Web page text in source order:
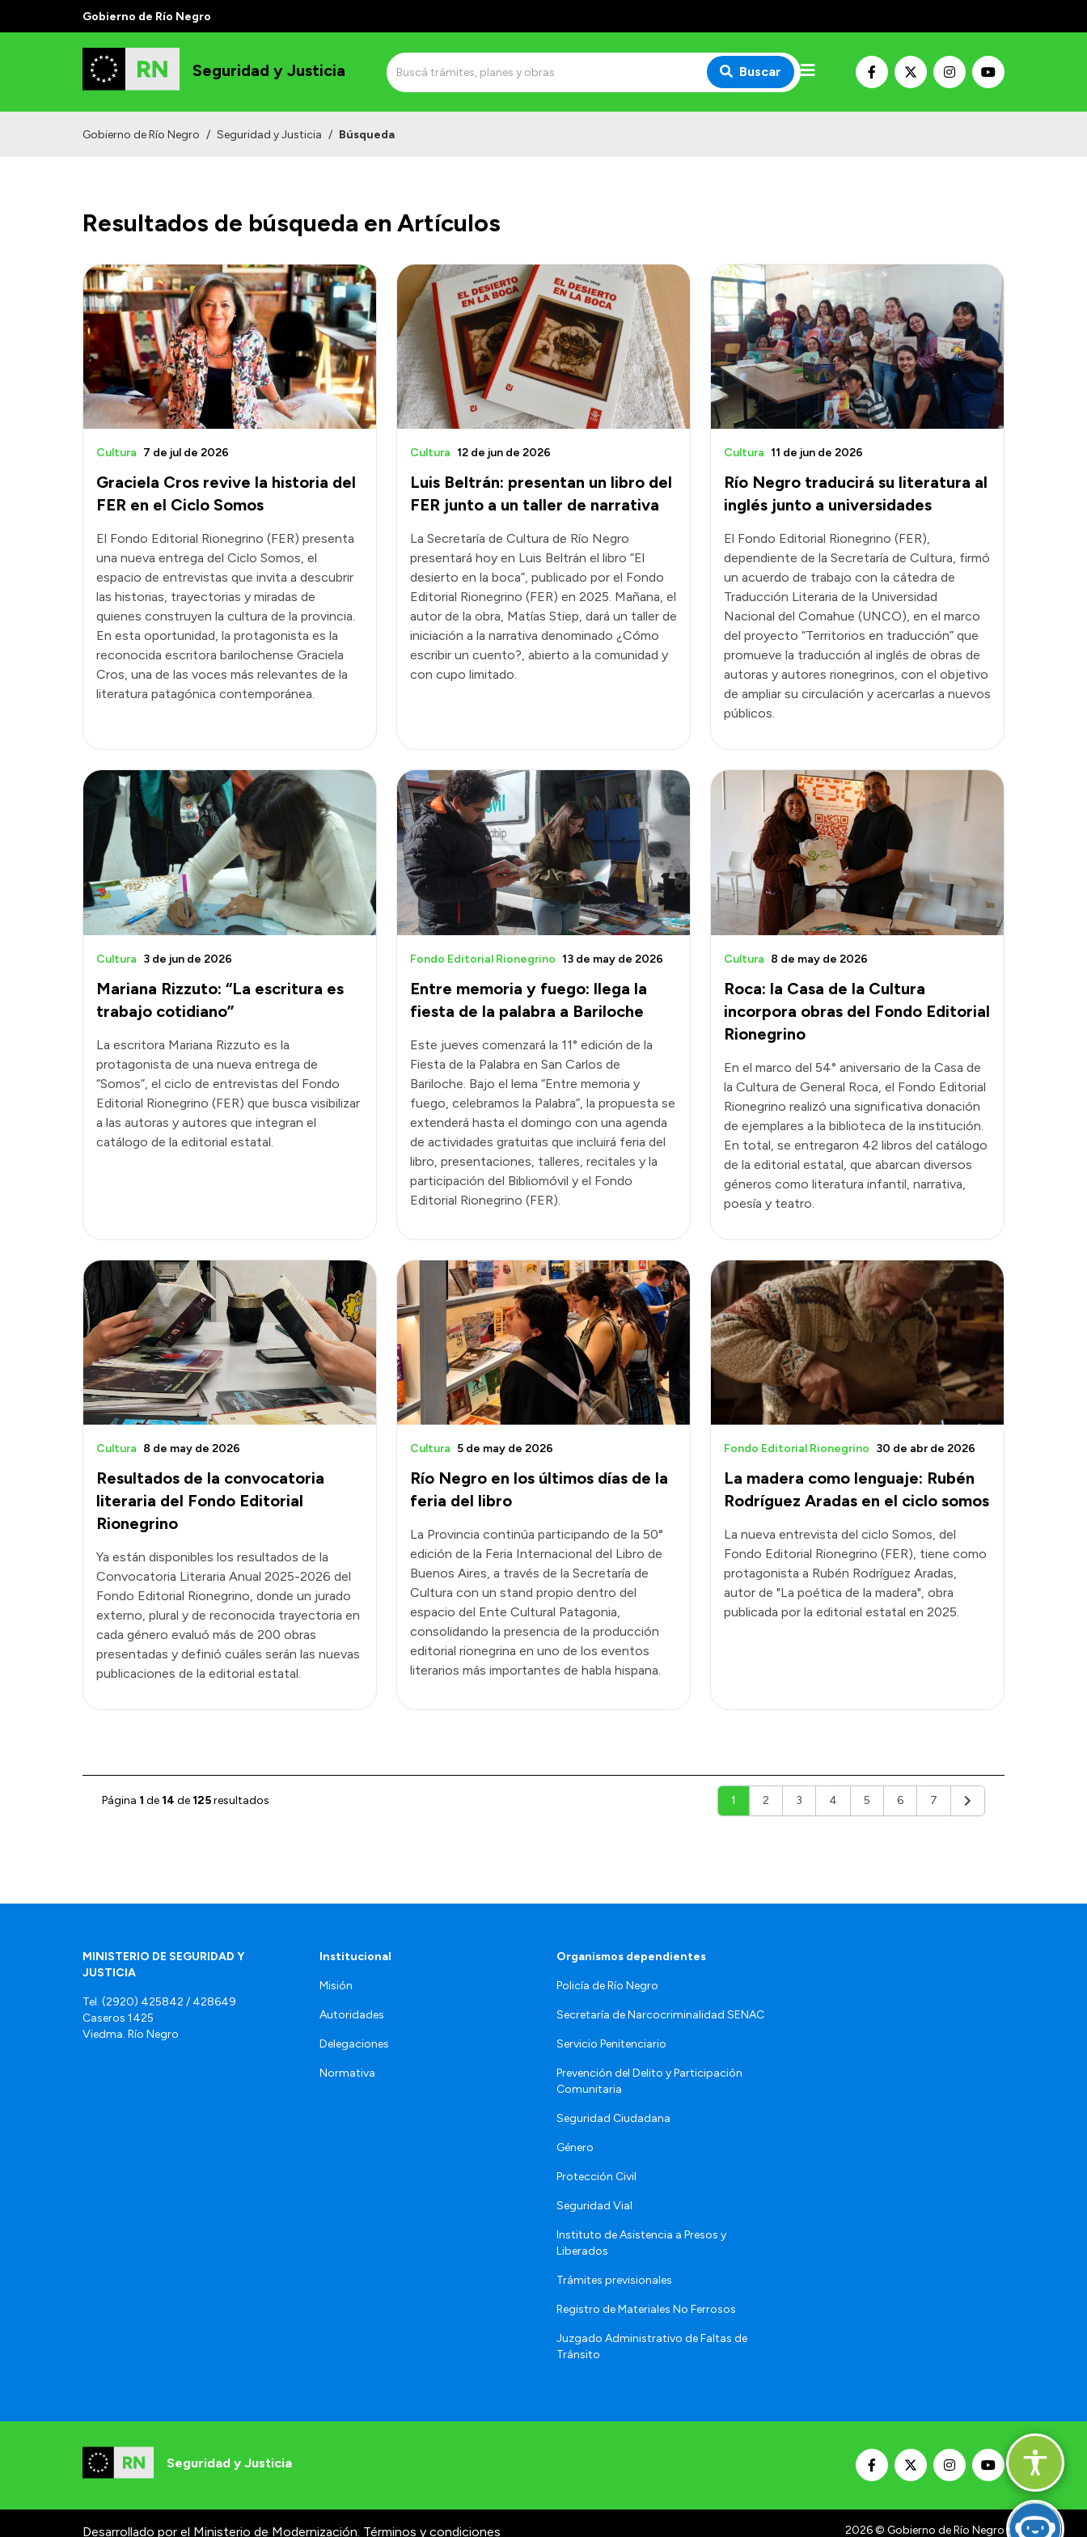
Gobierno de Río Negro
Seguridad y Justicia Buscar
Gobierno de Río Negro / Seguridad y Justicia / Búsqueda
Resultados de búsqueda en Artículos
Graciela Cros revive la historia del
FER en el Ciclo Somos
Cultura 7 de jul de 2026
El Fondo Editorial Rionegrino (FER) presenta
una nueva entrega del Ciclo Somos, el
espacio de entrevistas que invita a descubrir
las historias, trayectorias y miradas de
quienes construyen la cultura de la provincia.
En esta oportunidad, la protagonista es la
reconocida escritora barilochense Graciela
Cros, una de las voces más relevantes de la
literatura patagónica contemporánea.
Luis Beltrán: presentan un libro del
FER junto a un taller de narrativa
Cultura 12 de jun de 2026
La Secretaría de Cultura de Río Negro
presentará hoy en Luis Beltrán el libro “El
desierto en la boca”, publicado por el Fondo
Editorial Rionegrino (FER) en 2025. Mañana, el
autor de la obra, Matías Stiep, dará un taller de
iniciación a la narrativa denominado ¿Cómo
escribir un cuento?, abierto a la comunidad y
con cupo limitado.
Río Negro traducirá su literatura al
inglés junto a universidades
Cultura 11 de jun de 2026
El Fondo Editorial Rionegrino (FER),
dependiente de la Secretaría de Cultura, firmó
un acuerdo de trabajo con la cátedra de
Traducción Literaria de la Universidad
Nacional del Comahue (UNCO), en el marco
del proyecto “Territorios en traducción” que
promueve la traducción al inglés de obras de
autoras y autores rionegrinos, con el objetivo
de ampliar su circulación y acercarlas a nuevos
públicos.
Mariana Rizzuto: “La escritura es
trabajo cotidiano”
Cultura 3 de jun de 2026
La escritora Mariana Rizzuto es la
protagonista de una nueva entrega de
“Somos”, el ciclo de entrevistas del Fondo
Editorial Rionegrino (FER) que busca visibilizar
a las autoras y autores que integran el
catálogo de la editorial estatal.
Entre memoria y fuego: llega la
fiesta de la palabra a Bariloche
Fondo Editorial Rionegrino 13 de may de 2026
Este jueves comenzará la 11° edición de la
Fiesta de la Palabra en San Carlos de
Bariloche. Bajo el lema “Entre memoria y
fuego, celebramos la Palabra”, la propuesta se
extenderá hasta el domingo con una agenda
de actividades gratuitas que incluirá feria del
libro, presentaciones, talleres, recitales y la
participación del Bibliomóvil y el Fondo
Editorial Rionegrino (FER).
Roca: la Casa de la Cultura
incorpora obras del Fondo Editorial
Rionegrino
Cultura 8 de may de 2026
En el marco del 54° aniversario de la Casa de
la Cultura de General Roca, el Fondo Editorial
Rionegrino realizó una significativa donación
de ejemplares a la biblioteca de la institución.
En total, se entregaron 42 libros del catálogo
de la editorial estatal, que abarcan diversos
géneros como literatura infantil, narrativa,
poesía y teatro.
Resultados de la convocatoria
literaria del Fondo Editorial
Rionegrino
Cultura 8 de may de 2026
Ya están disponibles los resultados de la
Convocatoria Literaria Anual 2025-2026 del
Fondo Editorial Rionegrino, donde un jurado
externo, plural y de reconocida trayectoria en
cada género evaluó más de 200 obras
presentadas y definió cuáles serán las nuevas
publicaciones de la editorial estatal.
Río Negro en los últimos días de la
feria del libro
Cultura 5 de may de 2026
La Provincia continúa participando de la 50°
edición de la Feria Internacional del Libro de
Buenos Aires, a través de la Secretaría de
Cultura con un stand propio dentro del
espacio del Ente Cultural Patagonia,
consolidando la presencia de la producción
editorial rionegrina en uno de los eventos
literarios más importantes de habla hispana.
La madera como lenguaje: Rubén
Rodríguez Aradas en el ciclo somos
Fondo Editorial Rionegrino 30 de abr de 2026
La nueva entrevista del ciclo Somos, del
Fondo Editorial Rionegrino (FER), tiene como
protagonista a Rubén Rodríguez Aradas,
autor de "La poética de la madera", obra
publicada por la editorial estatal en 2025.
Página 1 de 14 de 125resultados 1 2 3 4 5 6 7 Siguiente
MINISTERIO DE SEGURIDAD Y
JUSTICIA
Tel. (2920) 425842 / 428649
Caseros 1425
Viedma. Río Negro
Institucional
Misión
Autoridades
Delegaciones
Normativa
Organismos dependientes
Policía de Río Negro
Secretaría de Narcocriminalidad SENAC
Servicio Penitenciario
Prevención del Delito y Participación
Comunitaria
Seguridad Ciudadana
Género
Protección Civil
Seguridad Vial
Instituto de Asistencia a Presos y
Liberados
Trámites previsionales
Registro de Materiales No Ferrosos
Juzgado Administrativo de Faltas de
Tránsito
Seguridad y Justicia
Desarrollado por el Ministerio de Modernización. Términos y condiciones 2026© Gobierno de Río Negro